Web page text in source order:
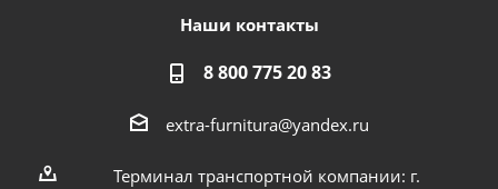
Наши контакты
8 800 775 20 83
extra-furnitura@yandex.ru
Терминал транспортной компании: г.